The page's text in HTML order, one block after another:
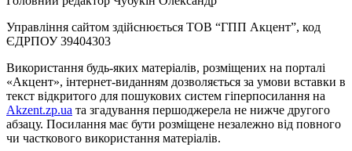
Управління сайтом здійснюється ТОВ “ГПП Акцент”, код
ЄДРПОУ 39404303
Використання будь-яких матеріалів, розміщених на порталі
«Акцент», інтернет-виданням дозволяється за умови вставки в
текст відкритого для пошукових систем гіперпосилання на
Akzent.zp.ua та згадування першоджерела не нижче другого
абзацу. Посилання має бути розміщене незалежно від повного
чи часткового використання матеріалів.